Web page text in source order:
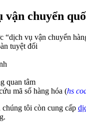
vận chuyển
vụ vận chuyển
tuyệt đối
quan tâm
mã số hàng hóa (hs
tôi còn cung cấp